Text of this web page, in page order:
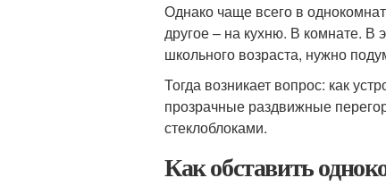
Однако чаще всего в
другое – на кухню. В комнате. В
школьного возраста, нужно
Тогда возникает вопрос: как
прозрачные раздвижные
стеклоблоками.
Как обставить